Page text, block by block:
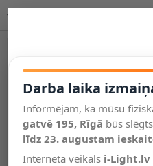
Salīdzināt
Vēlmju
saraksts
Darba laika
Informējam, ka mūsu
gatvē 195, Rīgā būs slēgts
līdz 23. augustam
Interneta veikals i-